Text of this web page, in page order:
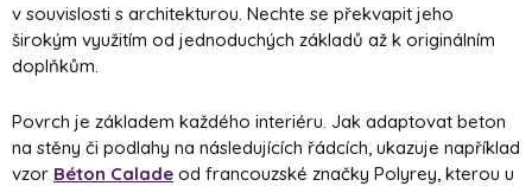
v souvislosti s architekturou. Nechte se překvapit jeho
širokým využitím od jednoduchých základů až k originálním
doplňkům.
Povrch je základem každého interiéru. Jak adaptovat beton
na stěny či podlahy na následujících řádcích, ukazuje například
vzor Béton Calade od francouzské značky Polyrey, kterou u